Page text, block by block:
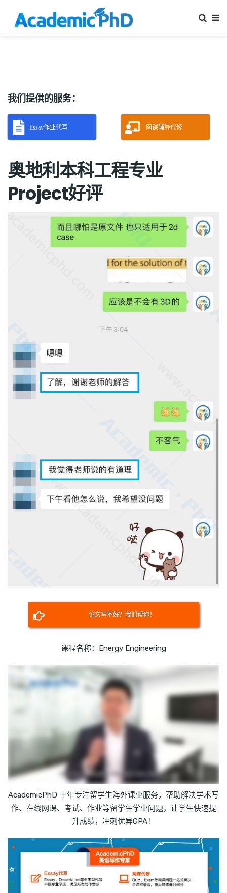
我们提供的服务：
Essay作业代写 网课辅导代修
奥地利本科工程专业
Project好评
论文写不好？我们帮你！
课程名称：Energy Engineering
AcademicPhD 十年专注留学生海外课业服务，帮助解决学术写
作、在线网课、考试、作业等留学生学业问题，让学生快速提
升成绩，冲刺优异GPA！